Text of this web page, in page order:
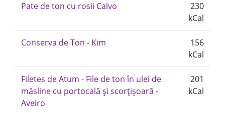
Pate de ton cu rosii Calvo
230
kCal
Conserva de Ton - Kim
156
kCal
Filetes de Atum - File de ton în ulei de
măsline cu portocală și scorțișoară -
Aveiro
201
kCal